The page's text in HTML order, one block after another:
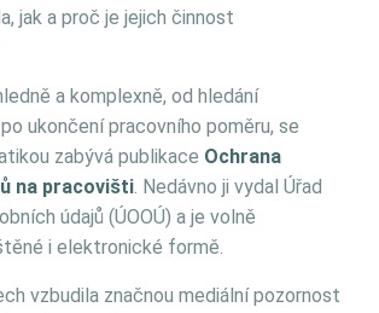
jak a proč je jejich činnost
a komplexně, od hledání
ukončení pracovního poměru, se
zabývá publikace Ochrana
na pracovišti. Nedávno ji vydal Úřad
údajů (ÚOOÚ) a je volně
i elektronické formě.
vzbudila značnou mediální pozornost